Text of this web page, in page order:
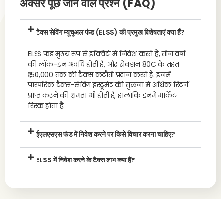
अक्सर पूछे जाने वाले प्रश्न (FAQ)
टैक्स सेविंग म्यूचुअल फंड (ELSS) की प्रमुख विशेषताएं क्या हैं?
ELSS फंड मुख्य रूप से इक्विटी में निवेश करते हैं, तीन वर्षों
की लॉक-इन अवधि होती है, और सेक्शन 80C के तहत
₹1,50,000 तक की टैक्स कटौती प्रदान करते हैं. इनमें
पारंपरिक टैक्स-सेविंग इंस्ट्रूमेंट की तुलना में अधिक रिटर्न
प्राप्त करने की क्षमता भी होती है, हालांकि इनमें मार्केट
रिस्क होता है.
ईएलएसएस फंड में निवेश करने पर किसे विचार करना चाहिए?
ELSS में निवेश करने के टैक्स लाभ क्या हैं?